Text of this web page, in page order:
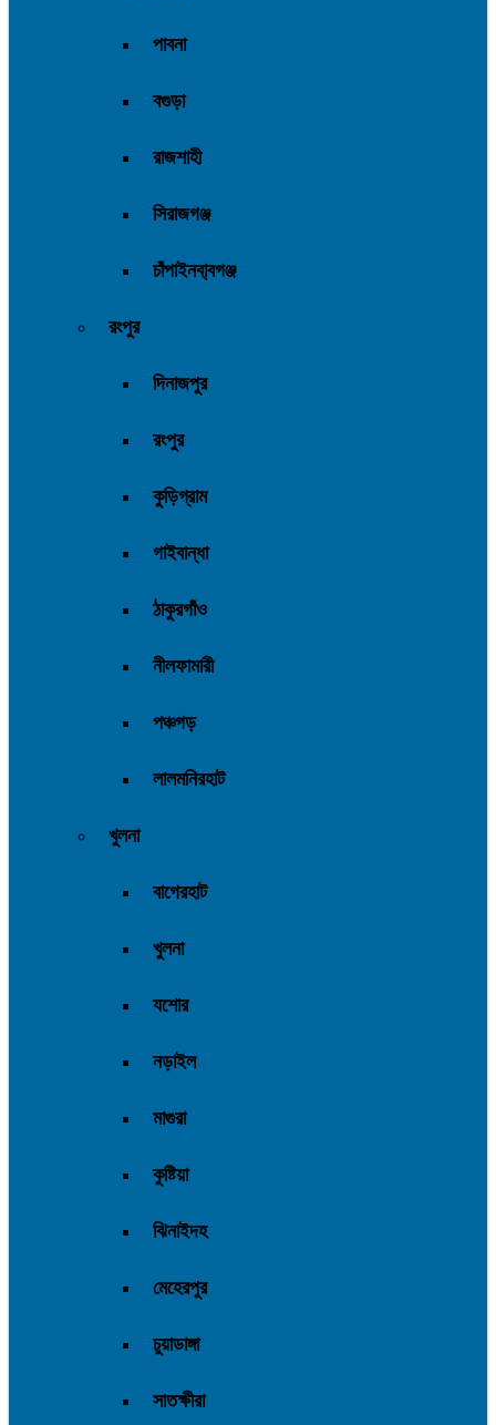
পাবনা
বগুড়া
রাজশাহী
সিরাজগঞ্জ
চাঁপাইনবা্বগঞ্জ
রংপুর
দিনাজপুর
রংপুর
কুড়িগ্রাম
গাইবান্ধা
ঠাকুরগাঁও
নীলফামারী
পঞ্চগড়
লালমনিরহাট
খুলনা
বাগেরহাট
খুলনা
যশোর
নড়াইল
মাগুরা
কুষ্টিয়া
ঝিনাইদহ
মেহেরপুর
চুয়াডাঙ্গা
সাতক্ষীরা